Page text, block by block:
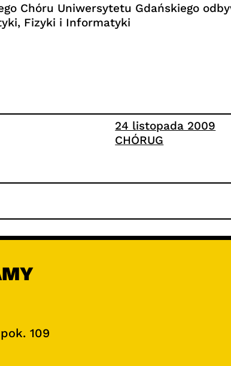
Chóru Uniwersytetu Gdańskiego
Fizyki i Informatyki
24 listopada 2009
CHÓRUG
109